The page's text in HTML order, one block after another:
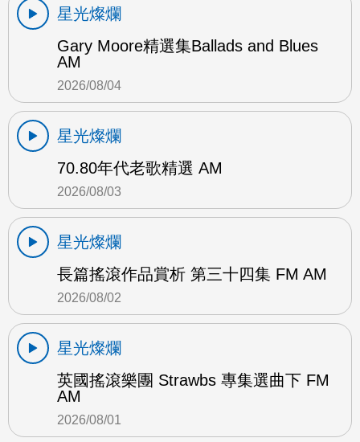
星光燦爛
Gary Moore精選集Ballads and Blues
AM
2026/08/04
星光燦爛
70.80年代老歌精選 AM
2026/08/03
星光燦爛
長篇搖滾作品賞析 第三十四集 FM AM
2026/08/02
星光燦爛
英國搖滾樂團 Strawbs 專集選曲下 FM
AM
2026/08/01